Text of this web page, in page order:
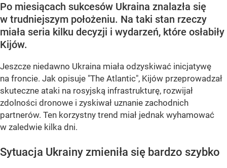
Po miesiącach sukcesów Ukraina znalazła się
w trudniejszym położeniu. Na taki stan rzeczy
miała seria kilku decyzji i wydarzeń, które osłabiły
Kijów.
Jeszcze niedawno Ukraina miała odzyskiwać inicjatywę
na froncie. Jak opisuje "The Atlantic", Kijów przeprowadzał
skuteczne ataki na rosyjską infrastrukturę, rozwijał
zdolności dronowe i zyskiwał uznanie zachodnich
partnerów. Ten korzystny trend miał jednak wyhamować
w zaledwie kilka dni.
Sytuacja Ukrainy zmieniła się bardzo szybko